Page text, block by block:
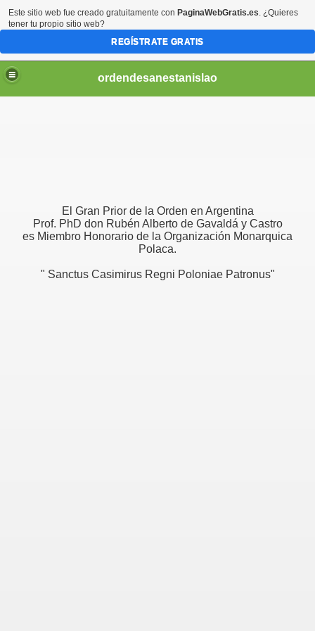
ordendesanestanislao
El Gran Prior de la Orden en Argentina
Prof. PhD don Rubén Alberto de Gavaldá y Castro
es Miembro Honorario de la Organización Monarquica
Polaca.
" Sanctus Casimirus Regni Poloniae Patronus"
Este sitio web fue creado gratuitamente con PaginaWebGratis.es. ¿Quieres
tener tu propio sitio web?
REGÍSTRATE GRATIS